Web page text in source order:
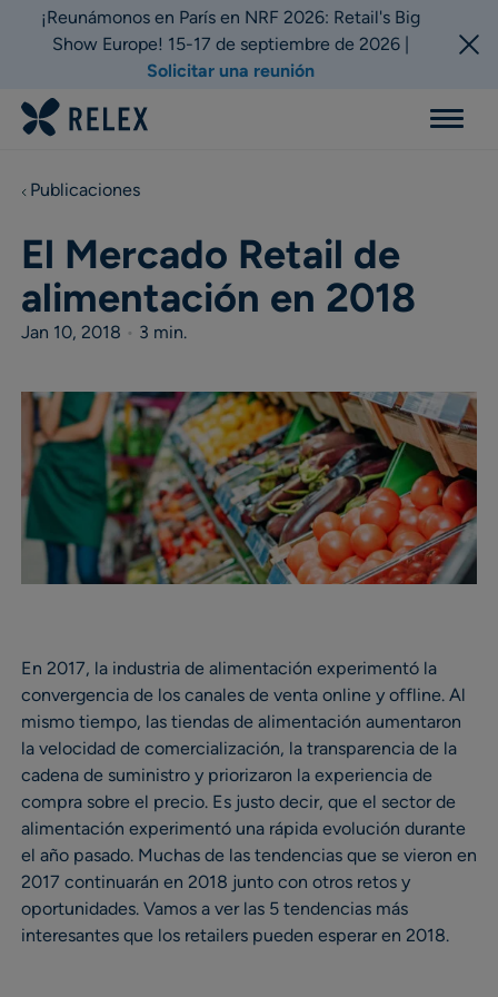
¡Reunámonos en París en NRF 2026: Retail's Big
Show Europe! 15-17 de septiembre de 2026 |
Solicitar una reunión
Menu
Publicaciones
El Mercado Retail de
alimentación en 2018
Jan 10, 2018 • 3 min.
En 2017, la industria de alimentación experimentó la
convergencia de los canales de venta online y offline. Al
mismo tiempo, las tiendas de alimentación aumentaron
la velocidad de comercialización, la transparencia de la
cadena de suministro y priorizaron la experiencia de
compra sobre el precio. Es justo decir, que el sector de
alimentación experimentó una rápida evolución durante
el año pasado. Muchas de las tendencias que se vieron en
2017 continuarán en 2018 junto con otros retos y
oportunidades. Vamos a ver las 5 tendencias más
interesantes que los retailers pueden esperar en 2018.